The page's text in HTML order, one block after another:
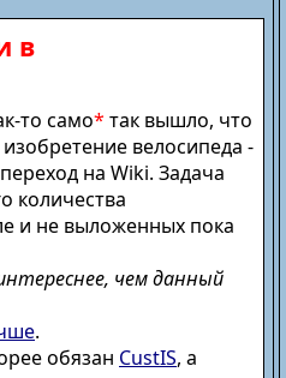
в
то само* так вышло, что
изобретение велосипеда -
на Wiki. Задача
количества
и не выложенных пока
чем данный
.
обязан CustIS, а